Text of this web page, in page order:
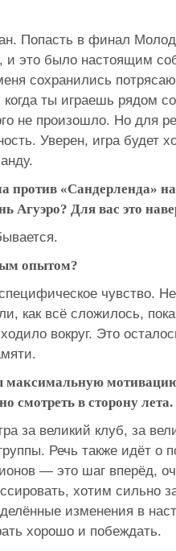
Попасть в финал
и это было настоящим
сохранились
ты играешь рядом
не произошло. Но для
Уверен, игра будет
против «Сандерленда»
Агуэро? Для вас это
опытом?
чувство.
как всё сложилось,
вокруг. Это
смотреть в сторону лета.
за великий клуб, за
Речь также идёт о
— это шаг вперёд,
хотим сильно
изменения в
хорошо и побеждать.